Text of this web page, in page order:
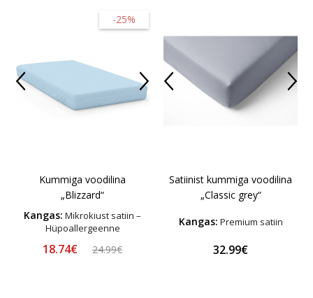
-25%
Kummiga voodilina
„Blizzard“
Kangas: Mikrokiust satiin –
Hüpoallergeenne
18.74€ 24.99€
Satiinist kummiga voodilina
„Classic grey“
Kangas: Premium satiin
32.99€